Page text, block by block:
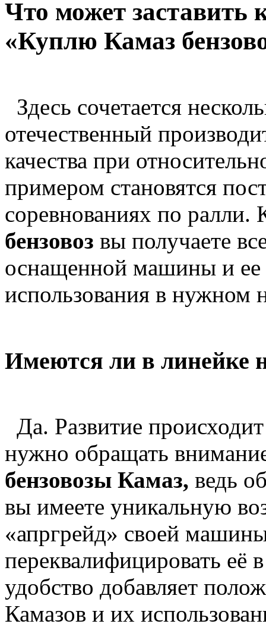
Что может заставить
«Куплю Камаз
Здесь сочетается
отечественный
качества при
примером становятся
соревнованиях по ралли.
бензовоз вы получаете
оснащенной машины и ее
использования в нужном
Имеются ли в линейке
Да. Развитие
нужно обращать
бензовозы Камаз, ведь
вы имеете уникальную
«апргрейд» своей
переквалифицировать её
удобство добавляет
Камазов и их